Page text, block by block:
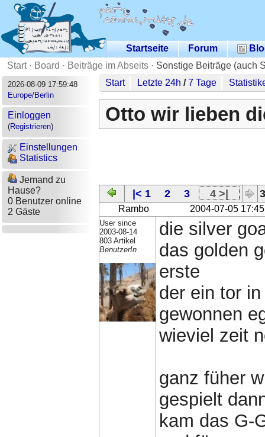
Startseite Forum
Start· Board · Beiträge im Abseits · Sonstige Beiträge (auch
2026-08-09 17:59:48
Europe/Berlin
Einloggen
(Registrieren)
Einstellungen
Statistics
Jemand zu
Hause?
0 Benutzer online
2 Gäste
Start Letzte 24h /7 Tage
Otto wir lieben
|< 1 2 3 4 >|
Rambo 2004-07-05 17:45
User since
2003-08-14
803 Artikel
BenutzerIn
die silver
das golden
erste
der ein tor
gewonnen
wieviel zeit
ganz füher
gespielt
kam das G-